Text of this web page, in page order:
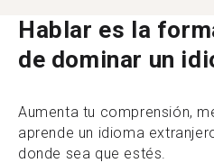
Hablar es la
de dominar un
Aumenta tu comprensión,
aprende un idioma
donde sea que estés.